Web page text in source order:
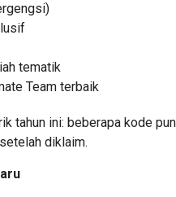
tematik
Team terbaik
tahun ini: beberapa kode
diklaim.